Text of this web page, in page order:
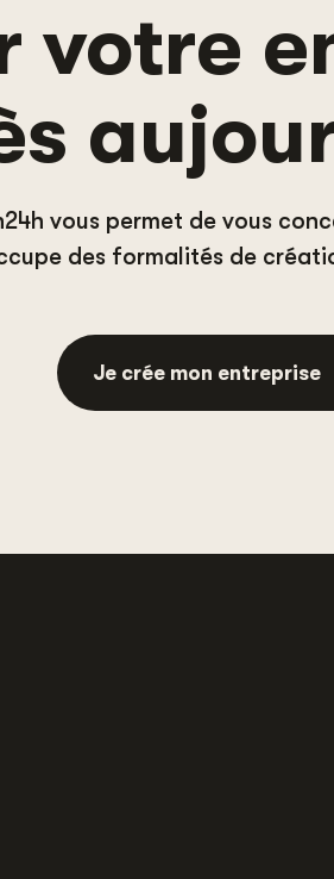
votre
vous permet de vous
des formalités de
Je crée mon entreprise